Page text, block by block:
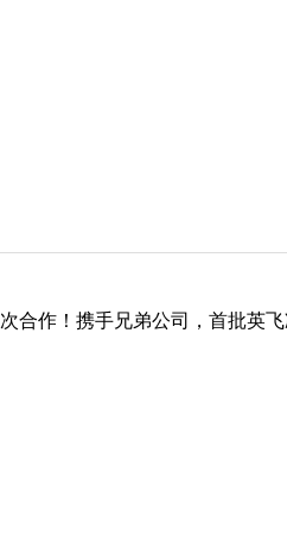
合作！携手兄弟公司，首批英